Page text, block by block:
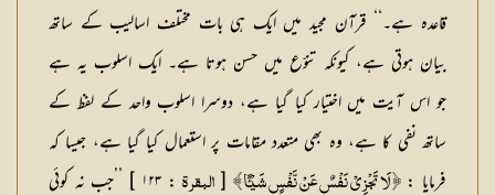
قاعدہ ہے۔‘‘ قرآن مجید میں ایک ہی بات مختلف اسالیب کے ساتھ
بیان ہوتی ہے، کیونکہ تنوّع میں حسن ہوتا ہے۔ ایک اسلوب یہ ہے
جو اس آیت میں اختیار کیا گیا ہے، دوسرا اسلوب واحد کے لفظ کے
ساتھ نفی کا ہے، وہ بھی متعدد مقامات پر استعمال کیا گیا ہے، جیسا کہ
فرمایا :﴿ لَا تَجْزِيْ نَفْسٌ عَنْ نَّفْسٍ شَيْـًٔا ﴾ [ البقرۃ : ۱۲۳ ] ’’جب نہ کوئی